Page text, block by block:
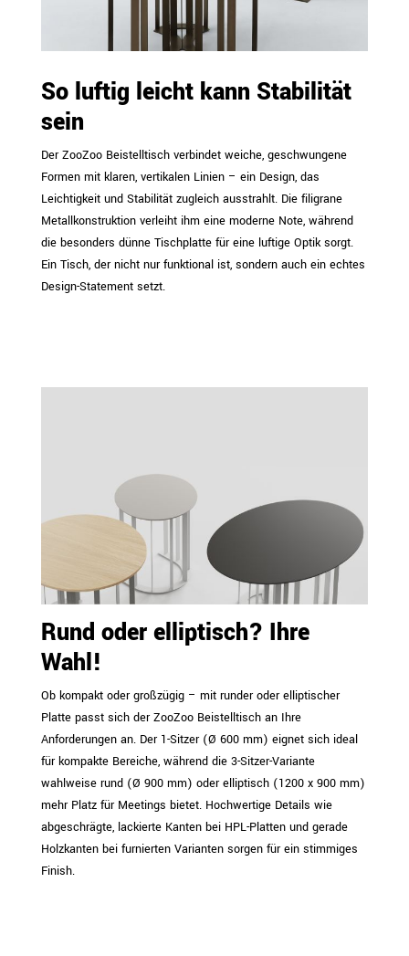
So luftig leicht kann Stabilität
sein
Der ZooZoo Beistelltisch verbindet weiche, geschwungene
Formen mit klaren, vertikalen Linien – ein Design, das
Leichtigkeit und Stabilität zugleich ausstrahlt. Die filigrane
Metallkonstruktion verleiht ihm eine moderne Note, während
die besonders dünne Tischplatte für eine luftige Optik sorgt.
Ein Tisch, der nicht nur funktional ist, sondern auch ein echtes
Design-Statement setzt.
Rund oder elliptisch? Ihre
Wahl!
Ob kompakt oder großzügig – mit runder oder elliptischer
Platte passt sich der ZooZoo Beistelltisch an Ihre
Anforderungen an. Der 1-Sitzer (Ø 600 mm) eignet sich ideal
für kompakte Bereiche, während die 3-Sitzer-Variante
wahlweise rund (Ø 900 mm) oder elliptisch (1200 x 900 mm)
mehr Platz für Meetings bietet. Hochwertige Details wie
abgeschrägte, lackierte Kanten bei HPL-Platten und gerade
Holzkanten bei furnierten Varianten sorgen für ein stimmiges
Finish.